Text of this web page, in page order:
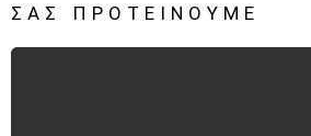
ΣΑΣ ΠΡΟΤΕΊΝΟΥΜΕ